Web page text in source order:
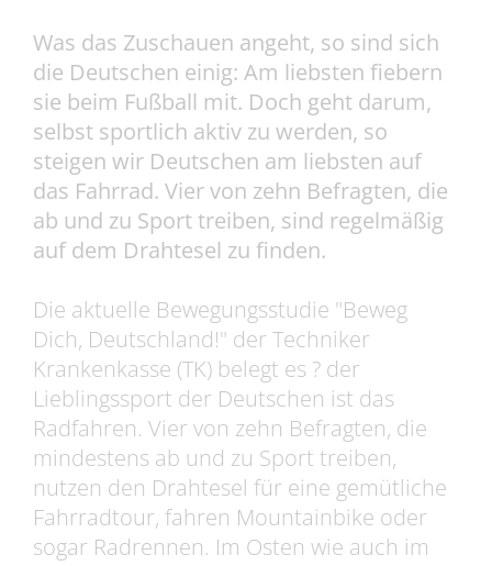
Was das Zuschauen angeht, so sind sich
die Deutschen einig: Am liebsten fiebern
sie beim Fußball mit. Doch geht darum,
selbst sportlich aktiv zu werden, so
steigen wir Deutschen am liebsten auf
das Fahrrad. Vier von zehn Befragten, die
ab und zu Sport treiben, sind regelmäßig
auf dem Drahtesel zu finden.
Die aktuelle Bewegungsstudie "Beweg
Dich, Deutschland!" der Techniker
Krankenkasse (TK) belegt es ? der
Lieblingssport der Deutschen ist das
Radfahren. Vier von zehn Befragten, die
mindestens ab und zu Sport treiben,
nutzen den Drahtesel für eine gemütliche
Fahrradtour, fahren Mountainbike oder
sogar Radrennen. Im Osten wie auch im